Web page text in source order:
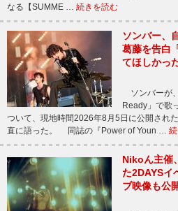
なる【SUMME … 続きを読む
ソンバー、
葛藤を告白
てほしかっ
ソンバーが
Ready」で歌
ついて、現地時間2026年8月5日に公開され
直に語った。 同誌の『Power of Youn …
Nikoん主催
た2DAYSイ
ブ映像も公